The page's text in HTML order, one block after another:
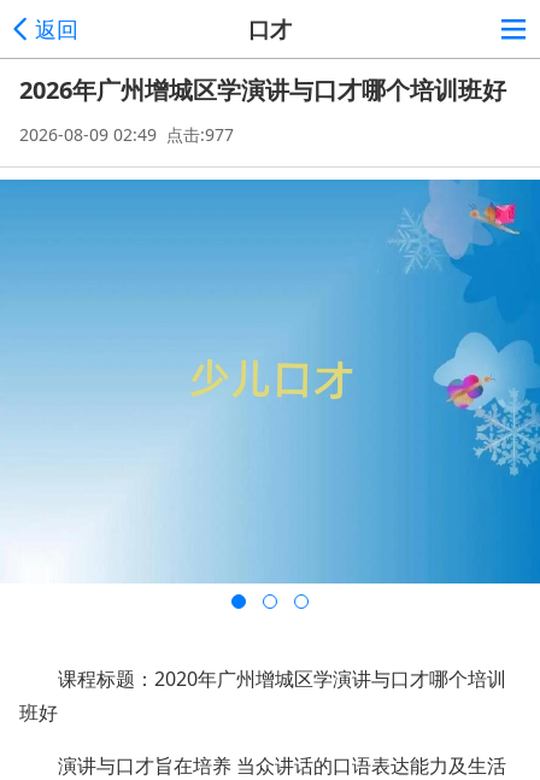
返回 口才
2026年广州增城区学演讲与口才哪个培训班好
2026-08-09 02:49 点击:977
课程标题：2020年广州增城区学演讲与口才哪个培训
班好
演讲与口才旨在培养 当众讲话的口语表达能力及生活